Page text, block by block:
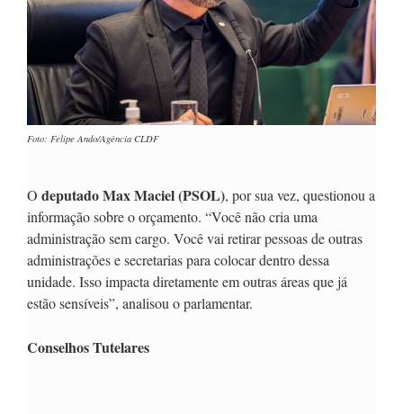
Foto: Felipe Ando/Agência CLDF
O deputado Max Maciel (PSOL), por sua vez, questionou a
informação sobre o orçamento. “Você não cria uma
administração sem cargo. Você vai retirar pessoas de outras
administrações e secretarias para colocar dentro dessa
unidade. Isso impacta diretamente em outras áreas que já
estão sensíveis”, analisou o parlamentar.
Conselhos Tutelares